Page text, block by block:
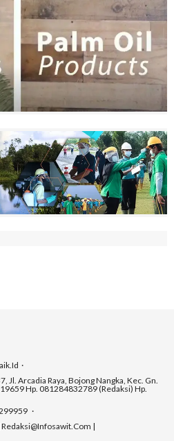
Jl. Arcadia Raya, Bojong Nangka, Kec. Gn.
Hp. 081284832789 (Redaksi) Hp.
|